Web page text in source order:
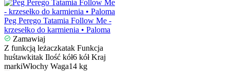
Peg Perego Tatamia Follow Me -
krzesełko do karmienia • Paloma
Zamawiaj
Z funkcją leżaczkatak Funkcja
huśtawkitak Ilość kół6 kół Kraj
markiWłochy Waga14 kg